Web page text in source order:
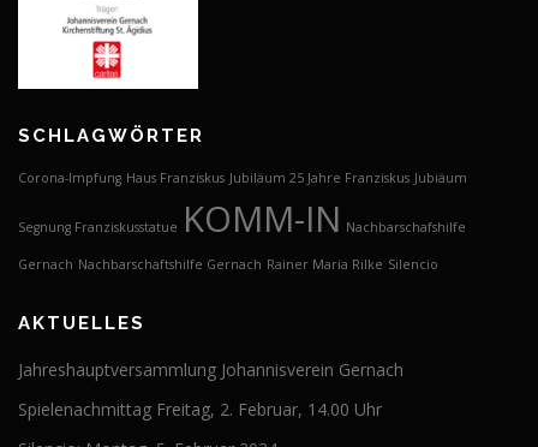
SCHLAGWÖRTER
Corona-Impfung Haus Franziskus Jubiläum 25 Jahre Franziskus Jubiäum
Segnung Franziskusstatue KOMM-IN Nachbarschafshilfe
Gernach Nachbarschaftshilfe Gernach Rainer Maria Rilke Silencio
AKTUELLES
Jahreshauptversammlung Johannisverein Gernach
Spielenachmittag Freitag, 2. Februar, 14.00 Uhr